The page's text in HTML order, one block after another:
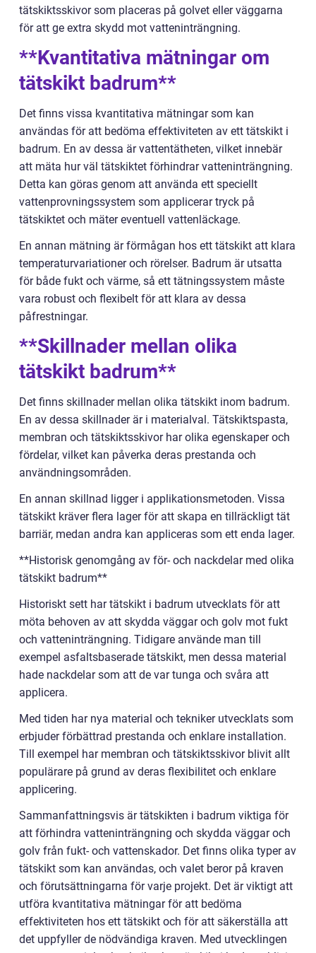
tätskiktsskivor som placeras på golvet eller väggarna
för att ge extra skydd mot vatteninträngning.
**Kvantitativa mätningar om
tätskikt badrum**
Det finns vissa kvantitativa mätningar som kan
användas för att bedöma effektiviteten av ett tätskikt i
badrum. En av dessa är vattentätheten, vilket innebär
att mäta hur väl tätskiktet förhindrar vatteninträngning.
Detta kan göras genom att använda ett speciellt
vattenprovningssystem som applicerar tryck på
tätskiktet och mäter eventuell vattenläckage.
En annan mätning är förmågan hos ett tätskikt att klara
temperaturvariationer och rörelser. Badrum är utsatta
för både fukt och värme, så ett tätningssystem måste
vara robust och flexibelt för att klara av dessa
påfrestningar.
**Skillnader mellan olika
tätskikt badrum**
Det finns skillnader mellan olika tätskikt inom badrum.
En av dessa skillnader är i materialval. Tätskiktspasta,
membran och tätskiktsskivor har olika egenskaper och
fördelar, vilket kan påverka deras prestanda och
användningsområden.
En annan skillnad ligger i applikationsmetoden. Vissa
tätskikt kräver flera lager för att skapa en tillräckligt tät
barriär, medan andra kan appliceras som ett enda lager.
**Historisk genomgång av för- och nackdelar med olika
tätskikt badrum**
Historiskt sett har tätskikt i badrum utvecklats för att
möta behoven av att skydda väggar och golv mot fukt
och vatteninträngning. Tidigare använde man till
exempel asfaltsbaserade tätskikt, men dessa material
hade nackdelar som att de var tunga och svåra att
applicera.
Med tiden har nya material och tekniker utvecklats som
erbjuder förbättrad prestanda och enklare installation.
Till exempel har membran och tätskiktsskivor blivit allt
populärare på grund av deras flexibilitet och enklare
applicering.
Sammanfattningsvis är tätskikten i badrum viktiga för
att förhindra vatteninträngning och skydda väggar och
golv från fukt- och vattenskador. Det finns olika typer av
tätskikt som kan användas, och valet beror på kraven
och förutsättningarna för varje projekt. Det är viktigt att
utföra kvantitativa mätningar för att bedöma
effektiviteten hos ett tätskikt och för att säkerställa att
det uppfyller de nödvändiga kraven. Med utvecklingen